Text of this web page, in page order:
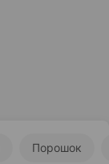
Порошок